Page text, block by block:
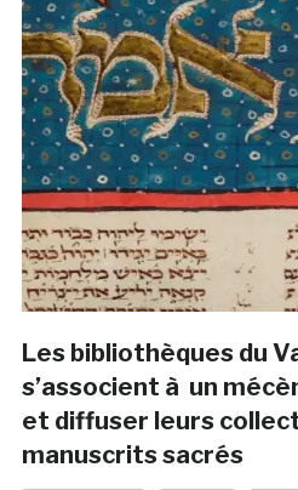
Les bibliothèques du
s’associent à un
et diffuser leurs
manuscrits sacrés